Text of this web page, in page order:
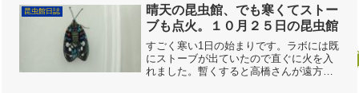
り広げていたのです。せっかくなのでお
客さんを楽しませてもらえ...
昆虫館日誌
晴天の昆虫館、でも寒くてストー
ブも点火。１０月２５日の昆虫館
すごく寒い1日の始まりです。ラボには既
にストーブが出ていたので直ぐに火を入
れました。暫くすると高橋さんが遠方で